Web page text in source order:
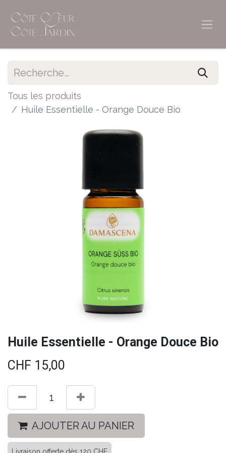
Tous les produits
Huile Essentielle - Orange Douce Bio
Huile Essentielle - Orange Douce Bio
CHF 15,00
AJOUTER AU PANIER